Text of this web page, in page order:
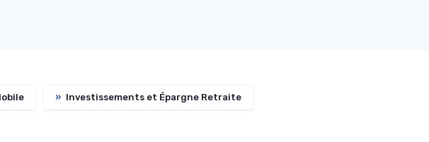
» Investissements et Épargne Retraite